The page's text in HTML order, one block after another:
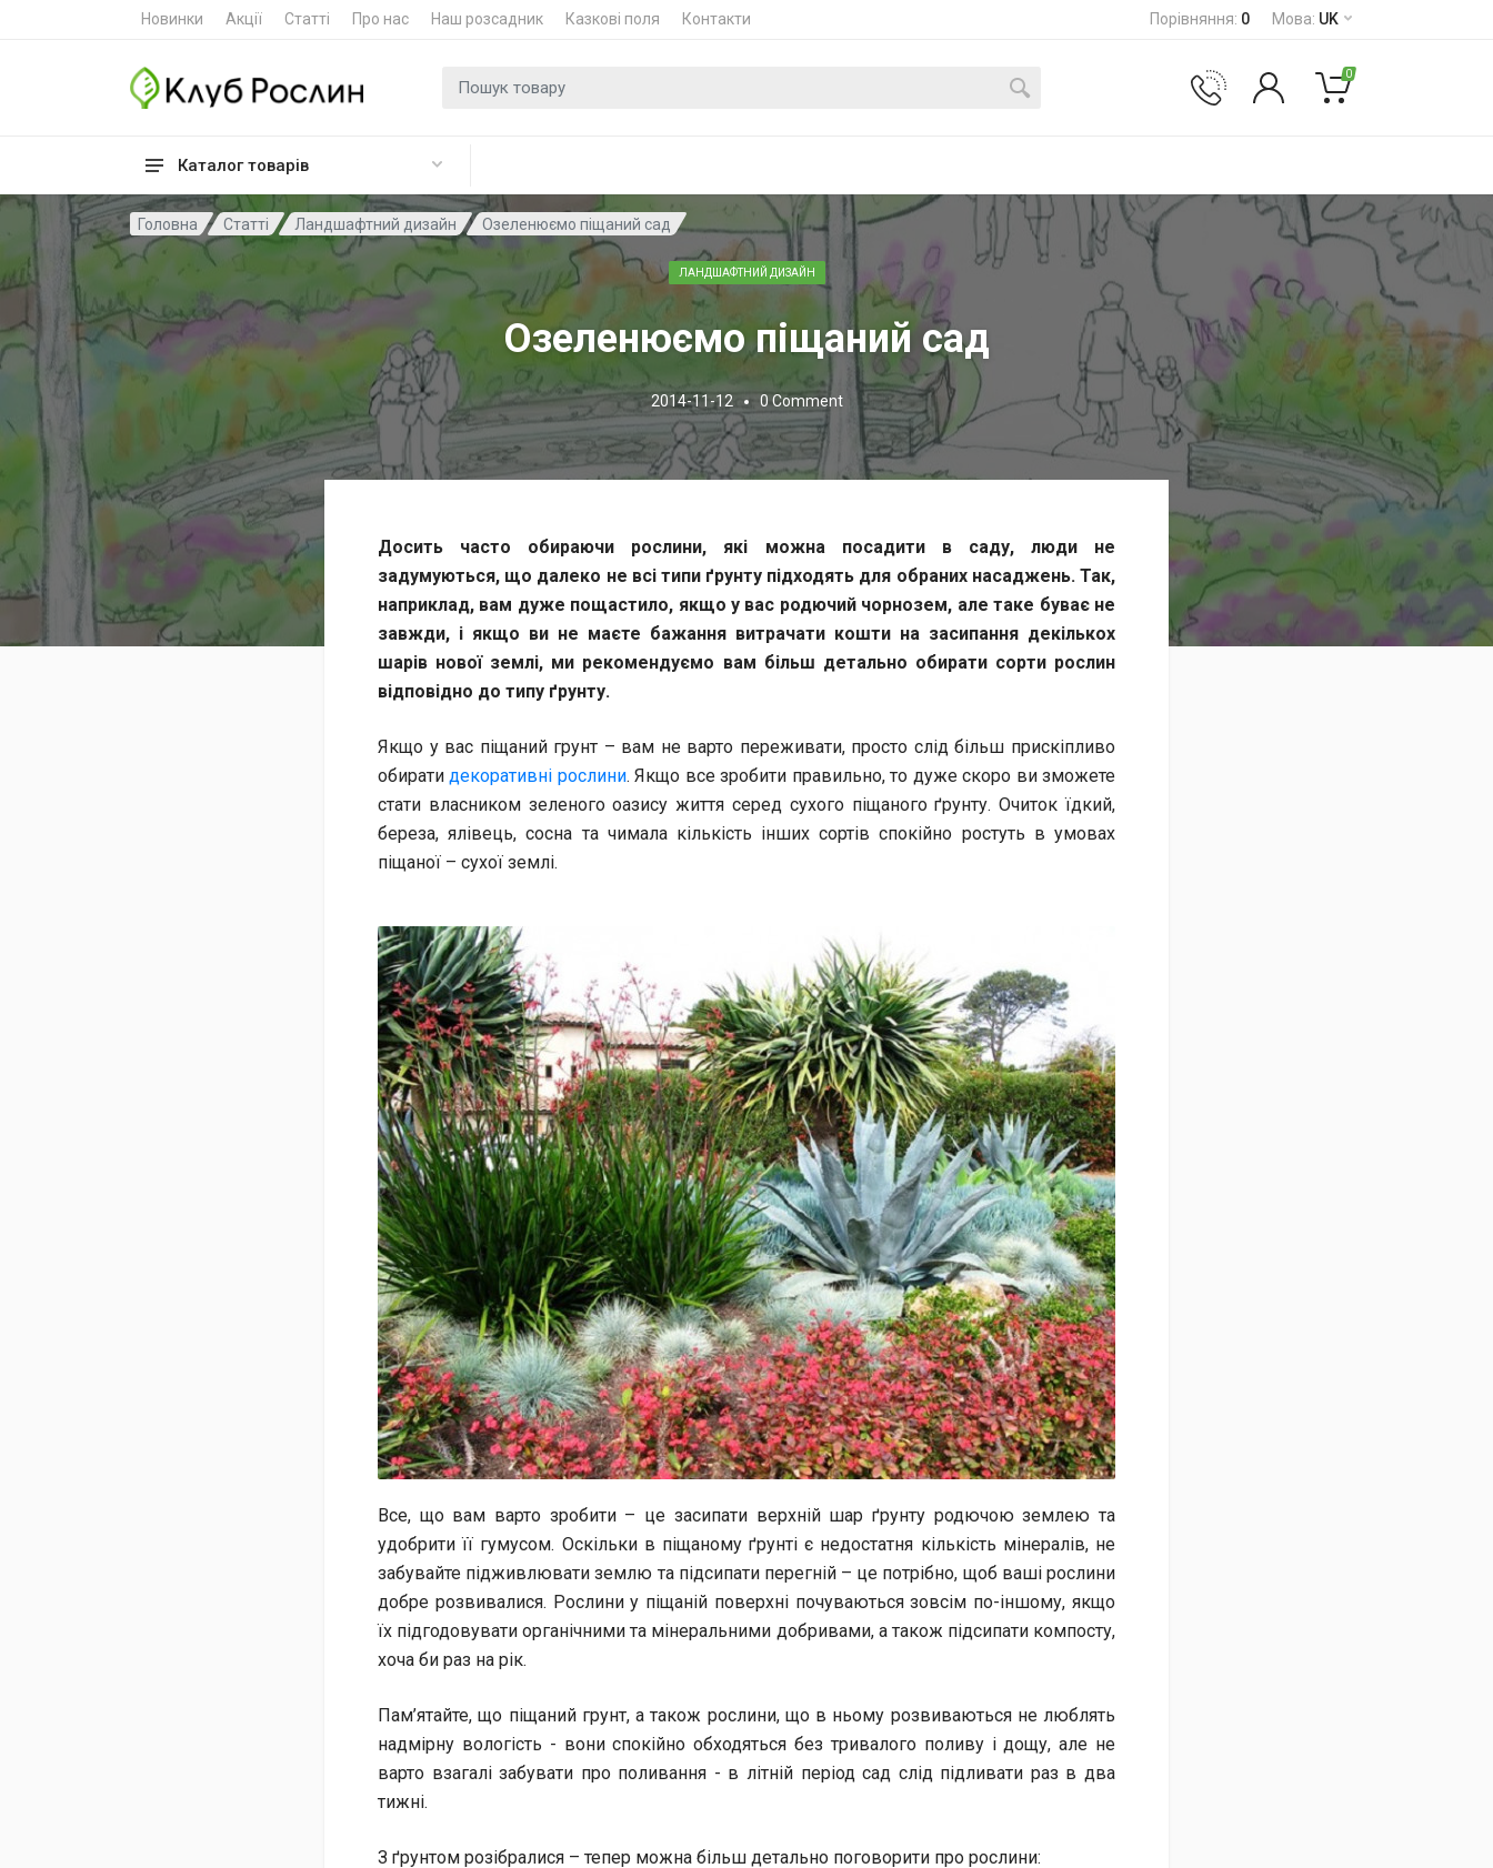
Новинки Акції Статті Про нас Наш розсадник Казкові поля Контакти Порівняння: 0 Мова: UK
Каталог товарів
Пошук для 0
Головна Статті Ландшафтний дизайн Озеленюємо піщаний сад
ЛАНДШАФТНИЙ ДИЗАЙН
Озеленюємо піщаний сад
2014-11-12 0 Comment
Досить часто обираючи рослини, які можна посадити в саду, люди не
задумуються, що далеко не всі типи ґрунту підходять для обраних насаджень. Так,
наприклад, вам дуже пощастило, якщо у вас родючий чорнозем, але таке буває не
завжди, і якщо ви не маєте бажання витрачати кошти на засипання декількох
шарів нової землі, ми рекомендуємо вам більш детально обирати сорти рослин
відповідно до типу ґрунту.
Якщо у вас піщаний грунт – вам не варто переживати, просто слід більш прискіпливо
обиратидекоративні рослини. Якщо все зробити правильно, то дуже скоро ви зможете
стати власником зеленого оазису життя серед сухого піщаного ґрунту. Очиток їдкий,
береза​​, ялівець, сосна та чимала кількість інших сортів спокійно ростуть в умовах
піщаної – сухої землі.
Все, що вам варто зробити – це засипати верхній шар ґрунту родючою землею та
удобрити її гумусом. Оскільки в піщаному ґрунті є недостатня кількість мінералів, не
забувайте підживлювати землю та підсипати перегній – це потрібно, щоб ваші рослини
добре розвивалися. Рослини у піщаній поверхні почуваються зовсім по-іншому, якщо
їх підгодовувати органічними та мінеральними добривами, а також підсипати компосту,
хоча би раз на рік.
Пам’ятайте, що піщаний грунт, а також рослини, що в ньому розвиваються не люблять
надмірну вологість - вони спокійно обходяться без тривалого поливу і дощу, але не
варто взагалі забувати про поливання - в літній період сад слід підливати раз в два
тижні.
З ґрунтом розібралися – тепер можна більш детально поговорити про рослини: